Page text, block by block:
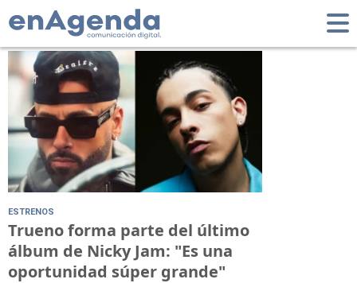
Tag: nicky jam
ESTRENOS
Trueno forma parte del último
álbum de Nicky Jam: "Es una
oportunidad súper grande"